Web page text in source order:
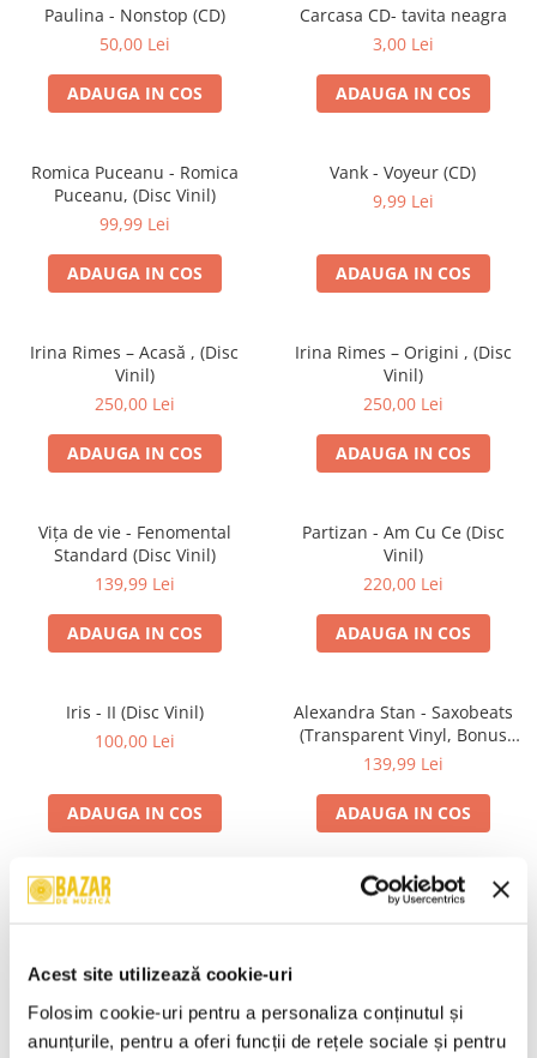
Acest site utilizează cookie-uri
Folosim cookie-uri pentru a personaliza conținutul și
anunțurile, pentru a oferi funcții de rețele sociale și pentru
Viniluri Românești
Colecția Electrecord
Paulina - Nonstop (CD)
50,00 Lei
ADAUGA IN COS
Carcasa CD- tavita neagra
3,00 Lei
ADAUGA IN COS
Romica Puceanu - Romica
Puceanu, (Disc Vinil)
99,99 Lei
ADAUGA IN COS
Vank - Voyeur (CD)
9,99 Lei
ADAUGA IN COS
Irina Rimes – Acasă , (Disc
Vinil)
250,00 Lei
ADAUGA IN COS
Irina Rimes – Origini , (Disc
Vinil)
250,00 Lei
ADAUGA IN COS
Vița de vie - Fenomental
Standard (Disc Vinil)
139,99 Lei
ADAUGA IN COS
Partizan - Am Cu Ce (Disc
Vinil)
220,00 Lei
ADAUGA IN COS
Iris - II (Disc Vinil)
100,00 Lei
ADAUGA IN COS
Alexandra Stan - Saxobeats
(Transparent Vinyl, Bonus
Tracks) ) (Disc Vinil)
139,99 Lei
ADAUGA IN COS
Unknown Artist - Povești ,
R.E.M. - Monster , (CD)